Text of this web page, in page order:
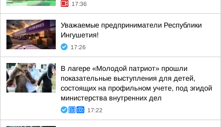
17:36
Уважаемые предприниматели Республики
Ингушетия!
17:26
В лагере «Молодой патриот» прошли
показательные выступления для детей,
состоящих на профильном учете, под эгидой
министерства внутренних дел
17:22